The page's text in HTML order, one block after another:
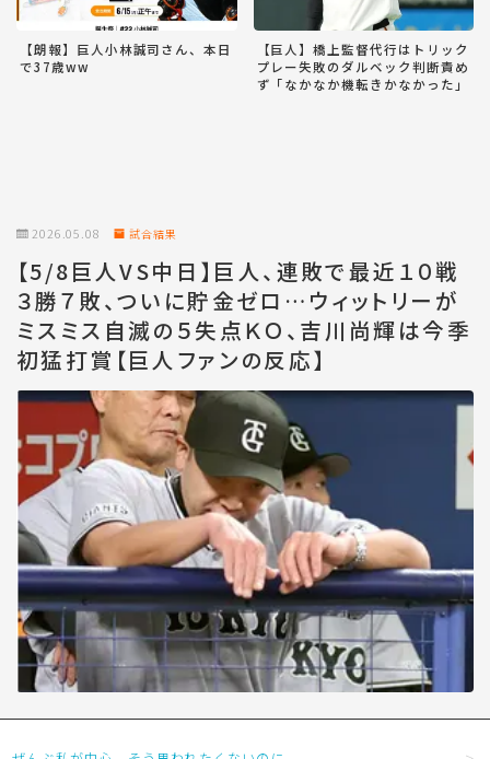
【朗報】巨人小林誠司さん、本日
で37歳ww
【巨人】橋上監督代行はトリック
プレー失敗のダルベック判断責め
ず「なかなか機転きかなかった」
2026.05.08 試合結果
【5/8巨人VS中日】巨人、連敗で最近１０戦
３勝７敗、ついに貯金ゼロ…ウィットリーが
ミスミス自滅の５失点ＫＯ、吉川尚輝は今季
初猛打賞【巨人ファンの反応】